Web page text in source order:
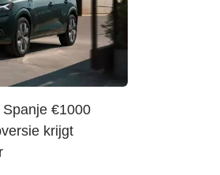
€1000
krijgt